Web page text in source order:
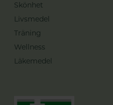
Skönhet
Livsmedel
Träning
Wellness
Läkemedel